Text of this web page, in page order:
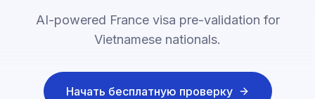
AI-powered France visa pre-validation for
Vietnamese nationals.
Начать бесплатную проверку